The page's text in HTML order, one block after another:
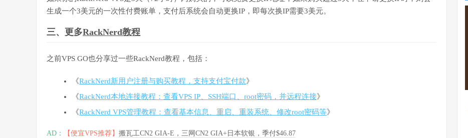
生成一个3美元的一次性付费账单，支付后系统会自动更换IP，即每次换IP需要3美元。
三、更多RackNerd教程
之前VPS GO也分享过一些RackNerd教程，包括：
《RackNerd新用户注册与购买教程，支持支付宝付款》
《RackNerd本地连接教程：查看VPS IP、SSH端口、root密码，并远程连接》
《RackNerd VPS管理教程：查看基本信息、重启、重装系统、修改root密码等》
AD： 【便宜VPS推荐】 搬瓦工CN2 GIA-E，三网CN2 GIA+日本软银，季付$46.87